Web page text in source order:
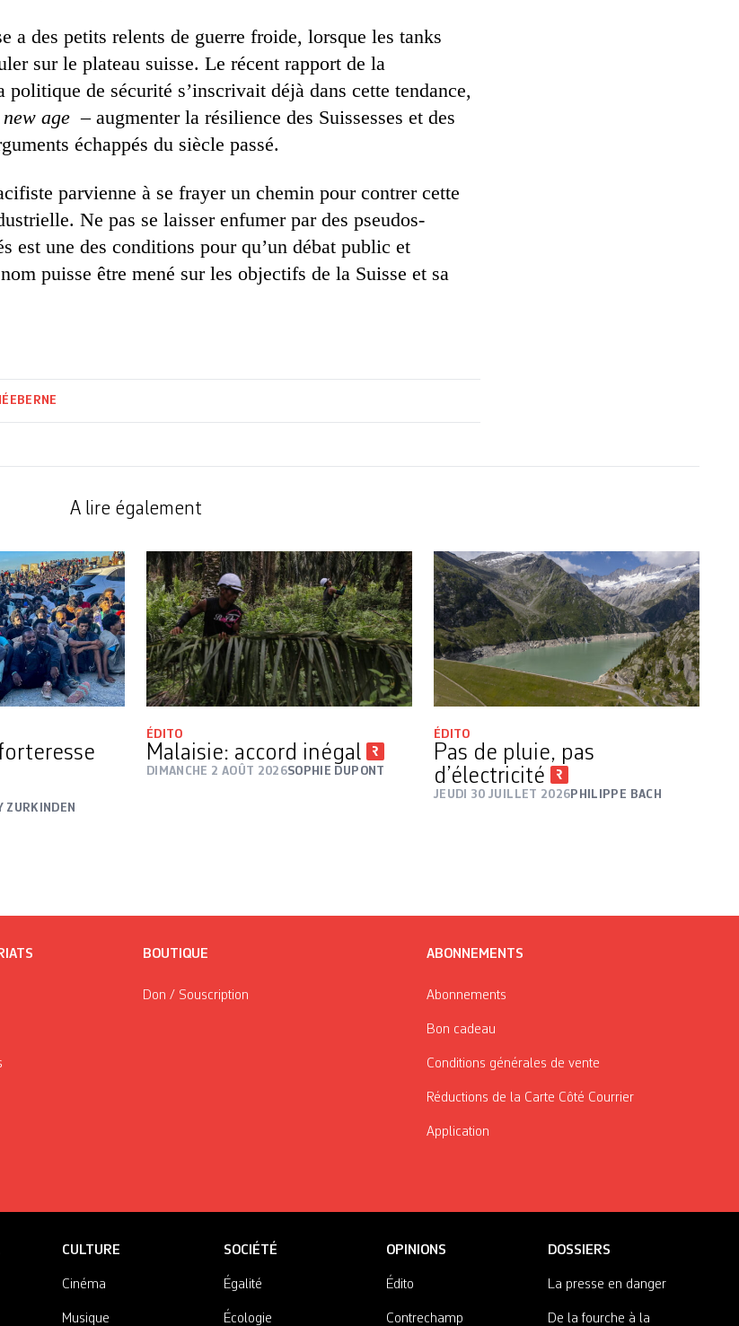
a des petits relents de guerre froide, lorsque les tanks
sur le plateau suisse. Le récent rapport de la
politique de sécurité s’inscrivait déjà dans cette tendance,
new age – augmenter la résilience des Suissesses et des
échappés du siècle passé.
parvienne à se frayer un chemin pour contrer cette
Ne pas se laisser enfumer par des pseudos-
est une des conditions pour qu’un débat public et
puisse être mené sur les objectifs de la Suisse et sa
BERNE
A lire également
ZURKINDEN
ÉDITO
Malaisie: accord inégal
DIMANCHE 2 AOÛT 2026SOPHIE DUPONT
ÉDITO
Pas de pluie, pas
d’électricité
JEUDI 30 JUILLET 2026 PHILIPPE BACH
BOUTIQUE
Don / Souscription
ABONNEMENTS
Abonnements
Bon cadeau
Conditions générales de vente
Réductions de la Carte Côté Courrier
Application
CULTURE
Cinéma
Musique
SOCIÉTÉ
Égalité
Écologie
OPINIONS
Édito
Contrechamp
DOSSIERS
La presse en danger
De la fourche à la